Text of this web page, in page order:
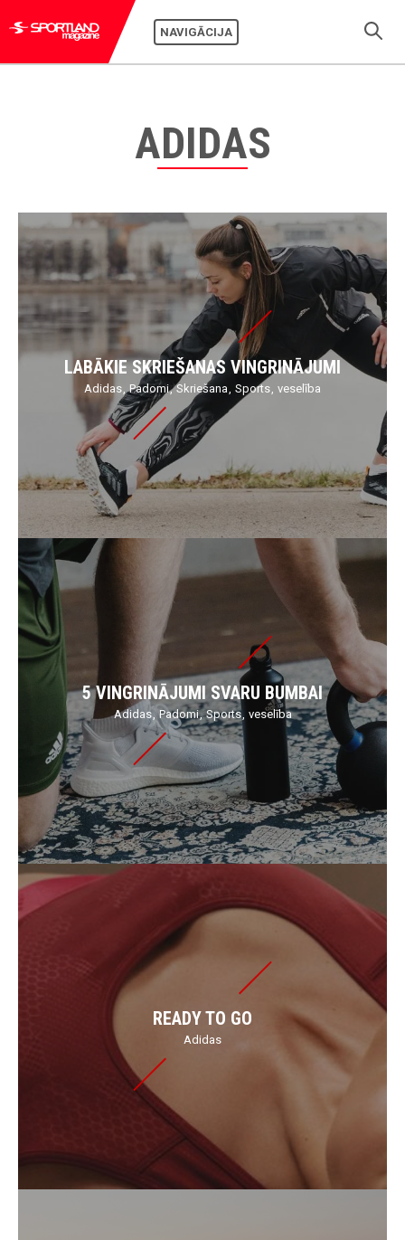
NAVIGĀCIJA
ADIDAS
LABĀKIE SKRIEŠANAS VINGRINĀJUMI
Adidas Padomi Skriešana Sports veselība
5 VINGRINĀJUMI SVARU BUMBAI
Adidas Padomi Sports veselība
READY TO GO
Adidas